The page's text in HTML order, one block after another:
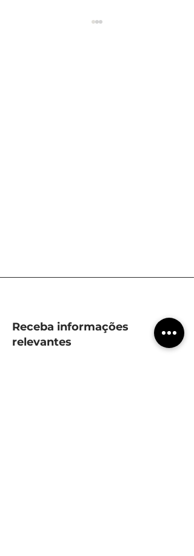
Receba informações
relevantes